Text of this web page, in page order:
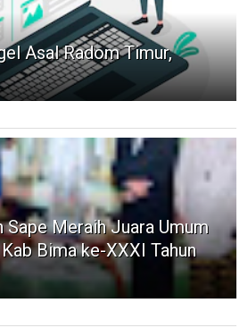
Asal Radom Timur,
Sape Meraih Juara Umum
Bima ke-XXXI Tahun